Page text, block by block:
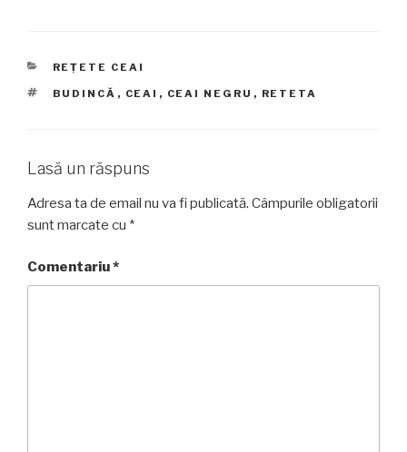
CATEGORII
REȚETE CEAI
ETICHETE
BUDINCĂ , CEAI , CEAI NEGRU , RETETA
Lasă un răspuns
Adresa ta de email nu va fi publicată. Câmpurile obligatorii
sunt marcate cu *
Comentariu*